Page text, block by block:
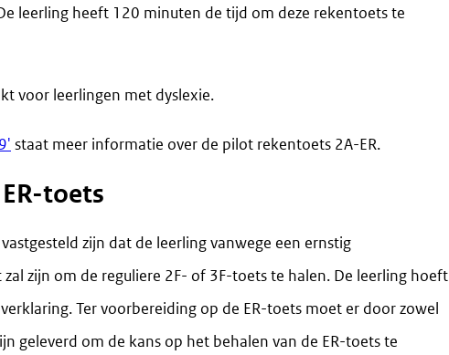
leerling heeft 120 minuten de tijd om deze rekentoets te
voor leerlingen met dyslexie.
staat meer informatie over de pilot rekentoets 2A-ER.
toets
zijn dat de leerling vanwege een ernstig
zijn om de reguliere 2F- of 3F-toets te halen. De leerling hoeft
Ter voorbereiding op de ER-toets moet er door zowel
geleverd om de kans op het behalen van de ER-toets te